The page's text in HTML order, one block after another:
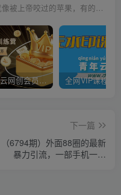
每个人都会有缺陷，就像被上帝咬过的苹果，有的人缺陷比较大，正是因为上帝特别喜欢他的芬芳
加入青年云网创会员，全站资源免费学习。加入高级合伙人，推广日入1000+
下一篇
（6794期）外面88圈的最新
暴力引流，一部手机一天